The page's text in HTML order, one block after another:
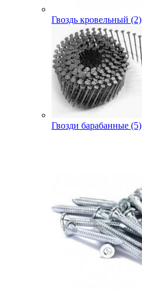
Гвоздь кровельный (2)
Гвозди барабанные (5)